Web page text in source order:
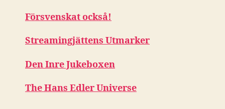
Försvenskat också!
Streamingjättens Utmarker
Den Inre Jukeboxen
The Hans Edler Universe